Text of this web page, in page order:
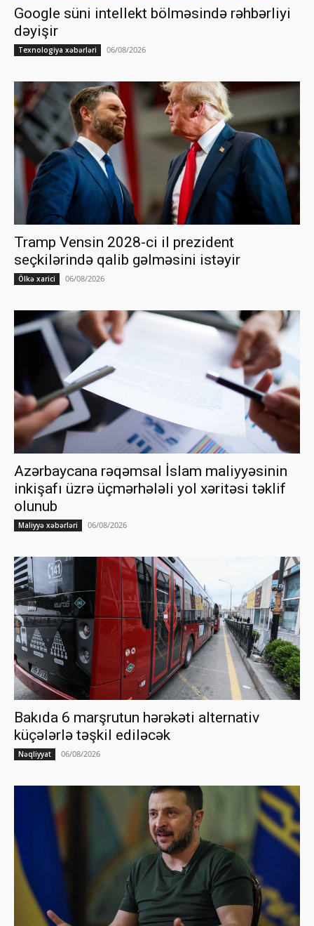
Google süni intellekt bölməsində rəhbərliyi
dəyişir
Texnologiya xəbərləri 06/08/2026
Tramp Vensin 2028-ci il prezident
seçkilərində qalib gəlməsini istəyir
Ölkə xarici 06/08/2026
Azərbaycana rəqəmsal İslam maliyyəsinin
inkişafı üzrə üçmərhələli yol xəritəsi təklif
olunub
Maliyyə xəbərləri 06/08/2026
Bakıda 6 marşrutun hərəkəti alternativ
küçələrlə təşkil ediləcək
Nəqliyyat 06/08/2026